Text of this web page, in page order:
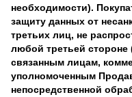
необходимости).
защиту данных от
третьих лиц, не
любой третьей
связанным лицам,
уполномоченным
непосредственной